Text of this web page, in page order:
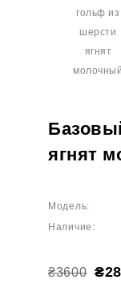
ягнят
Модель:
Наличие:
₴3600